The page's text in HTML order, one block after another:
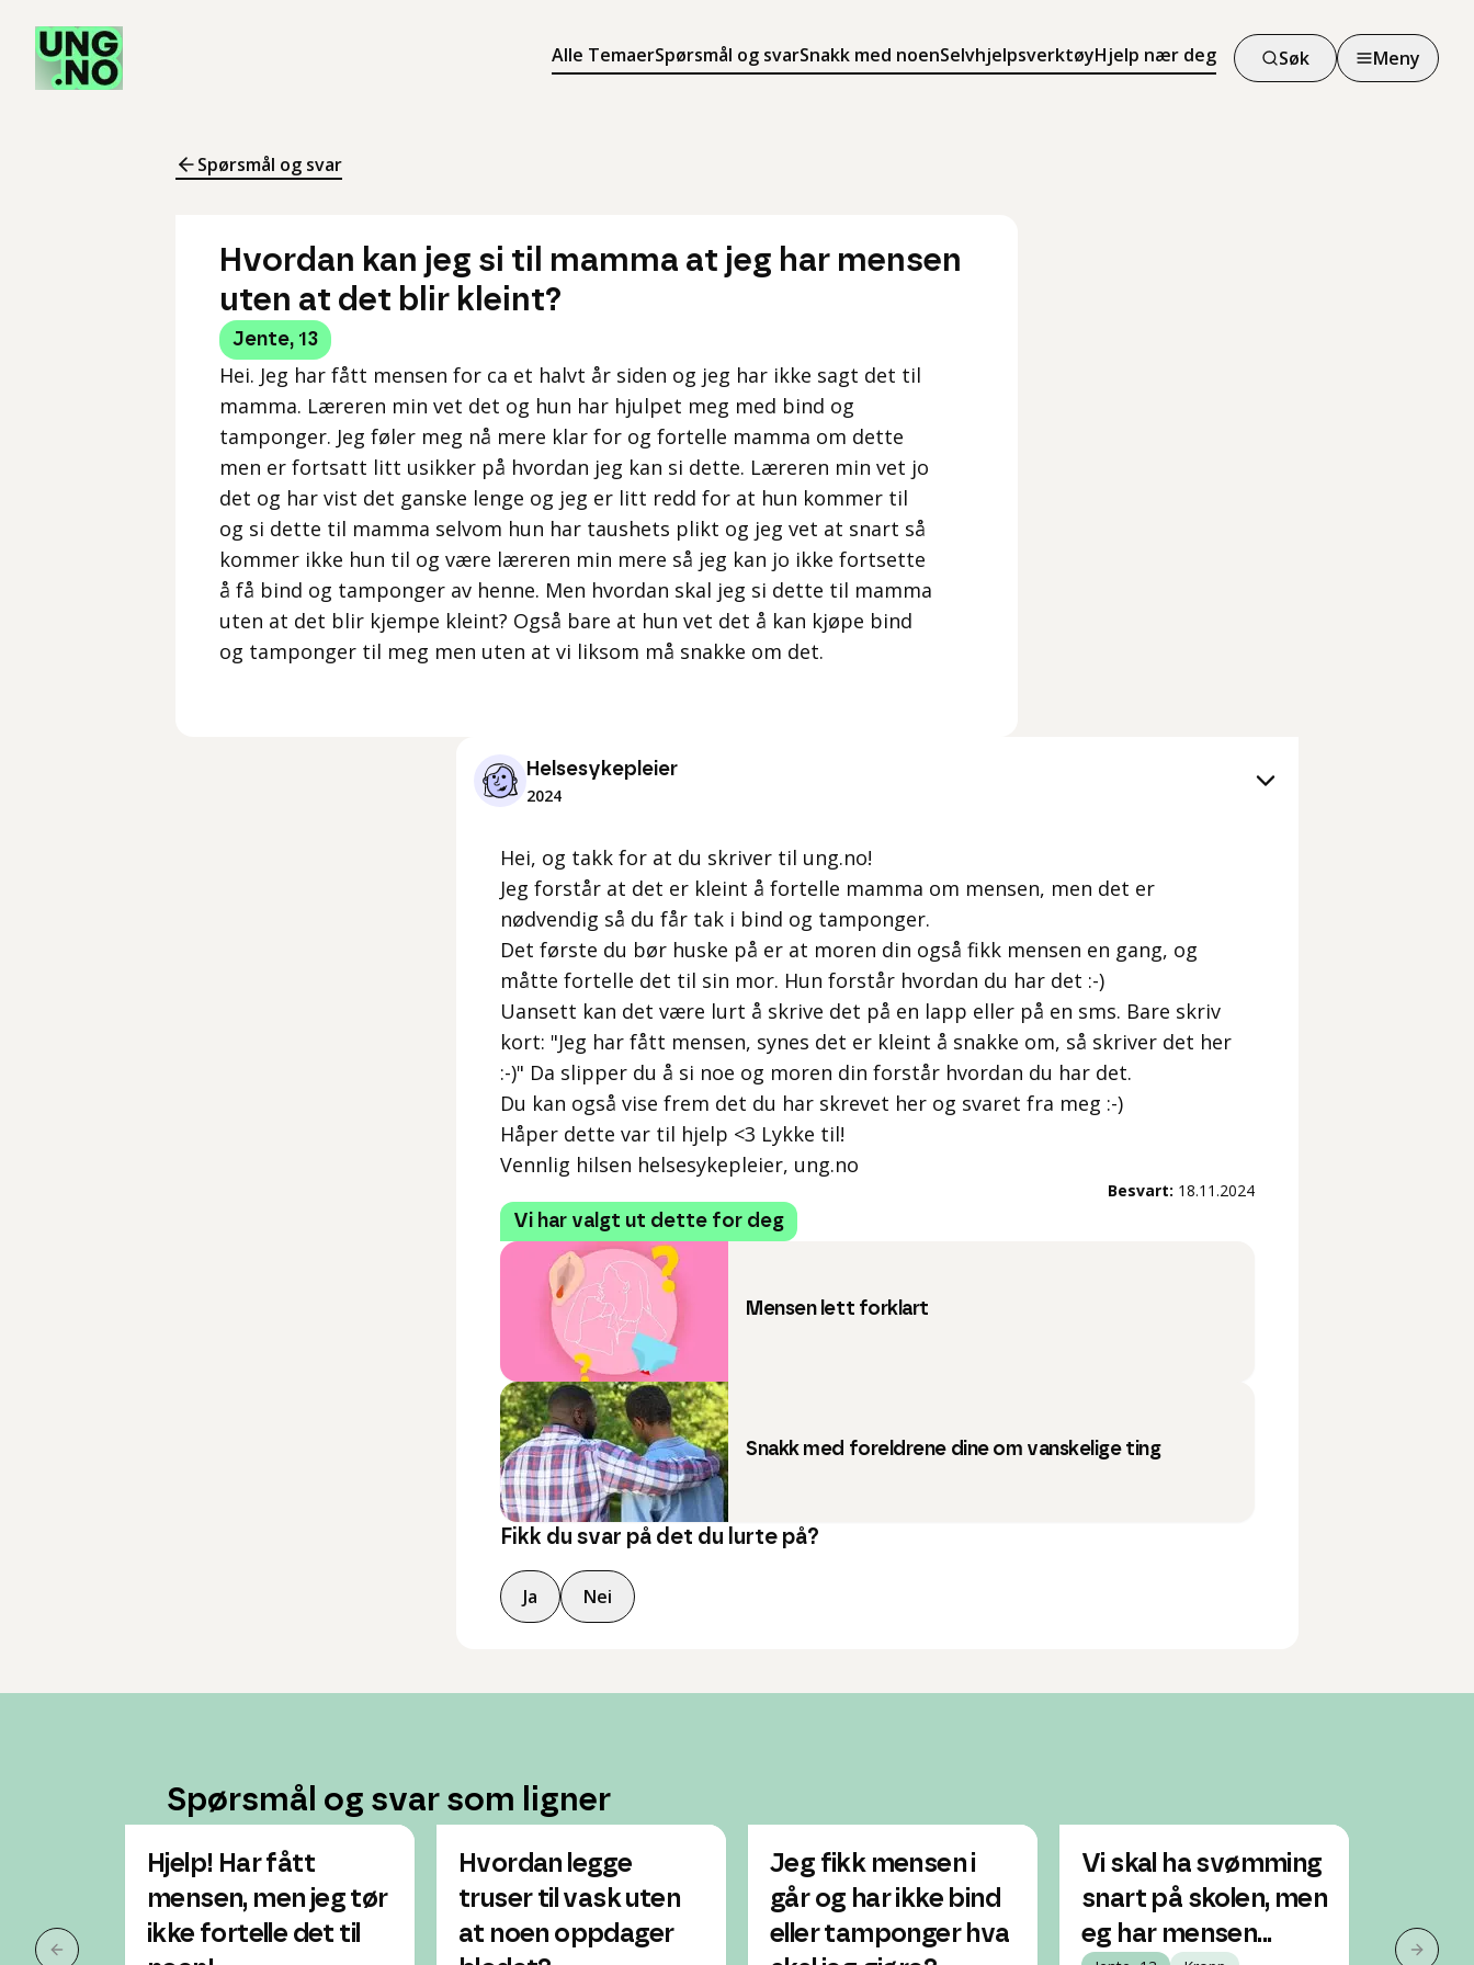
Alle TemaerSpørsmål og svarSnakk med noenSelvhjelpsverktøyHjelp nær deg
Søk
Søk
Meny
Meny
Spørsmål og svar
Hvordan kan jeg si til mamma at jeg har mensen
uten at det blir kleint?
Jente, 13
Hei. Jeg har fått mensen for ca et halvt år siden og jeg har ikke sagt det til
mamma. Læreren min vet det og hun har hjulpet meg med bind og
tamponger. Jeg føler meg nå mere klar for og fortelle mamma om dette
men er fortsatt litt usikker på hvordan jeg kan si dette. Læreren min vet jo
det og har vist det ganske lenge og jeg er litt redd for at hun kommer til
og si dette til mamma selvom hun har taushets plikt og jeg vet at snart så
kommer ikke hun til og være læreren min mere så jeg kan jo ikke fortsette
å få bind og tamponger av henne. Men hvordan skal jeg si dette til mamma
uten at det blir kjempe kleint? Også bare at hun vet det å kan kjøpe bind
og tamponger til meg men uten at vi liksom må snakke om det.
Helsesykepleier
2024
Hei, og takk for at du skriver til ung.no!
Jeg forstår at det er kleint å fortelle mamma om mensen, men det er
nødvendig så du får tak i bind og tamponger.
Det første du bør huske på er at moren din også fikk mensen en gang, og
måtte fortelle det til sin mor. Hun forstår hvordan du har det :-)
Uansett kan det være lurt å skrive det på en lapp eller på en sms. Bare skriv
kort: "Jeg har fått mensen, synes det er kleint å snakke om, så skriver det her
:-)" Da slipper du å si noe og moren din forstår hvordan du har det.
Du kan også vise frem det du har skrevet her og svaret fra meg :-)
Håper dette var til hjelp <3 Lykke til!
Vennlig hilsen helsesykepleier, ung.no
Besvart: 18.11.2024
Vi har valgt ut dette for deg
Mensen lett forklart
Snakk med foreldrene dine om vanskelige ting
Fikk du svar på det du lurte på?
Ja Nei
Spørsmål og svar som ligner
Hjelp! Har fått
mensen, men jeg tør
ikke fortelle det til
Hvordan legge
truser til vask uten
at noen oppdager
Jeg fikk mensen i
går og har ikke bind
eller tamponger hva
Vi skal ha svømming
snart på skolen, men
eg har mensen...